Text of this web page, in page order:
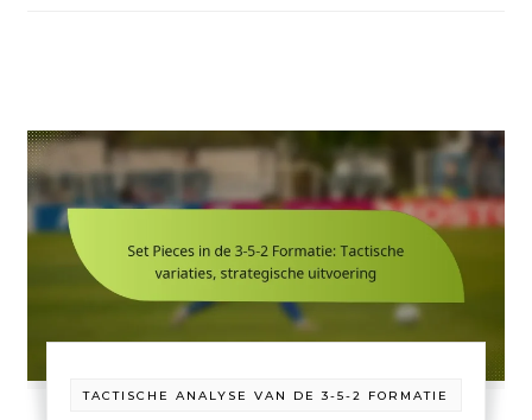
TACTISCHE ANALYSE VAN DE 3-5-2 FORMATIE